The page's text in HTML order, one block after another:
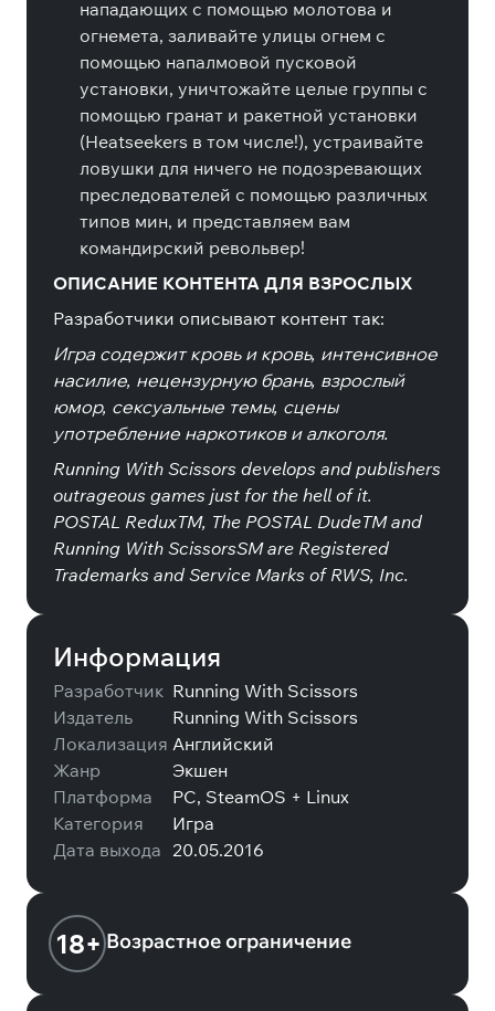
нападающих с помощью молотова и
огнемета, заливайте улицы огнем с
помощью напалмовой пусковой
установки, уничтожайте целые группы с
помощью гранат и ракетной установки
(Heatseekers в том числе!), устраивайте
ловушки для ничего не подозревающих
преследователей с помощью различных
типов мин, и представляем вам
командирский револьвер!
ОПИСАНИЕ КОНТЕНТА ДЛЯ ВЗРОСЛЫХ
Разработчики описывают контент так:
Игра содержит кровь и кровь, интенсивное
насилие, нецензурную брань, взрослый
юмор, сексуальные темы, сцены
употребление наркотиков и алкоголя.
Running With Scissors develops and publishers
outrageous games just for the hell of it.
POSTAL ReduxTM, The POSTAL DudeTM and
Running With ScissorsSM are Registered
Trademarks and Service Marks of RWS, Inc.
Информация
Разработчик Running With Scissors
Издатель
Running With Scissors
Локализация Английский
Жанр
Экшен
Платформа
PC, SteamOS + Linux
Категория
Игра
Дата выхода 20.05.2016
18+ Возрастное ограничение